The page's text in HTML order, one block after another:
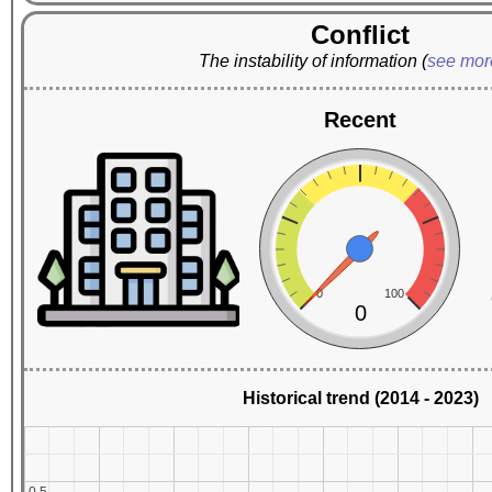
Conflict
The instability of information (see
Recent
0 100
0
Historical trend (2014 - 2023)